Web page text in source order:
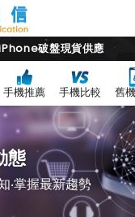
破盤現貨供應
手機推薦 手機比較 舊
態
‧掌握最新趨勢